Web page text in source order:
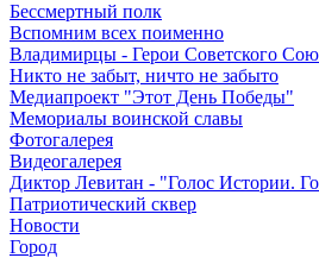
Бессмертный полк
Вспомним всех поименно
Владимирцы - Герои Советского
Никто не забыт, ничто не забыто
Медиапроект "Этот День Победы"
Мемориалы воинской славы
Фотогалерея
Видеогалерея
Диктор Левитан - "Голос Истории.
Патриотический сквер
Новости
Город